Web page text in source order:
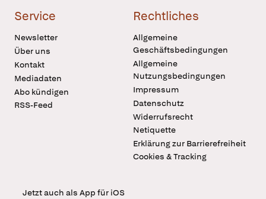
Service
Newsletter
Über uns
Kontakt
Mediadaten
Abo kündigen
RSS-Feed
Rechtliches
Allgemeine
Geschäftsbedingungen
Allgemeine
Nutzungsbedingungen
Impressum
Datenschutz
Widerrufsrecht
Netiquette
Erklärung zur Barrierefreiheit
Cookies & Tracking
Jetzt auch als App für iOS